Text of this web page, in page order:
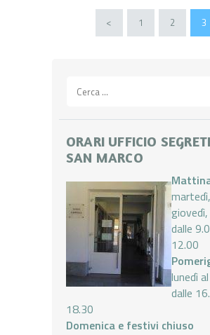
Paginazione
< PAGE
1 PAGE
2 3
per:
ORARI UFFICIO
SAN MARCO
martedì,
dalle
12.00
lunedì
dalle
18.30
Domenica e festivi chiuso